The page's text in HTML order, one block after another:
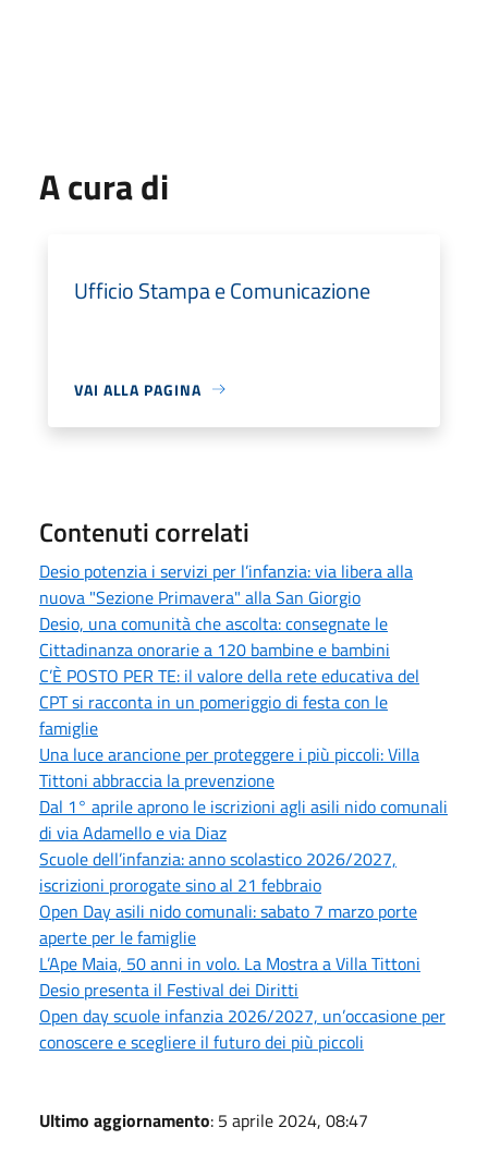
A cura di
Ufficio Stampa e Comunicazione
VAI ALLA PAGINA
Contenuti correlati
Desio potenzia i servizi per l’infanzia: via libera alla
nuova "Sezione Primavera" alla San Giorgio
Desio, una comunità che ascolta: consegnate le
Cittadinanza onorarie a 120 bambine e bambini
C’È POSTO PER TE: il valore della rete educativa del
CPT si racconta in un pomeriggio di festa con le
famiglie
Una luce arancione per proteggere i più piccoli: Villa
Tittoni abbraccia la prevenzione
Dal 1° aprile aprono le iscrizioni agli asili nido comunali
di via Adamello e via Diaz
Scuole dell’infanzia: anno scolastico 2026/2027,
iscrizioni prorogate sino al 21 febbraio
Open Day asili nido comunali: sabato 7 marzo porte
aperte per le famiglie
L’Ape Maia, 50 anni in volo. La Mostra a Villa Tittoni
Desio presenta il Festival dei Diritti
Open day scuole infanzia 2026/2027, un’occasione per
conoscere e scegliere il futuro dei più piccoli
Ultimo aggiornamento: 5 aprile 2024, 08:47